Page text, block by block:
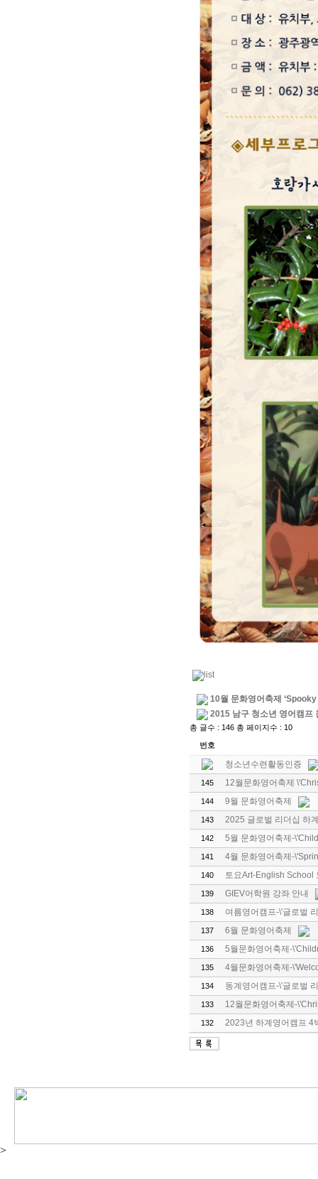
10월 문화영어축제
2015 남구 청소년 영어캠프
총 글수 : 146 총 페이지수 : 10
번호
청소년수련활동인증
145 12월문화영어축제
144 9월 문화영어축제
143 2025 글로벌 리더십 하
142 5월 문화영어축제-
141 4월 문화영어축제-
140 토요Art-English School
139 GIEV어학원 강좌 안내
138 여름영어캠프-\'글로벌
137 6월 문화영어축제
136 5월문화영어축제-
135 4월문화영어축제-
134 동계영어캠프-\'글로벌
133 12월문화영어축제-
132 2023년 하계영어캠프 4
>